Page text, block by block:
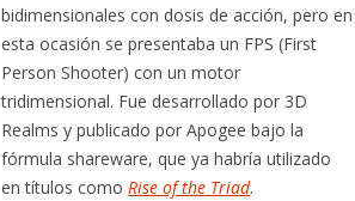
bidimensionales con dosis de acción, pero en
esta ocasión se presentaba un FPS (First
Person Shooter) con un motor
tridimensional. Fue desarrollado por 3D
Realms y publicado por Apogee bajo la
fórmula shareware, que ya habría utilizado
en títulos comoRise of the Triad.